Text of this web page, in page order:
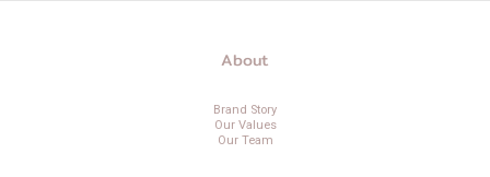
About
Brand Story
Our Values
Our Team